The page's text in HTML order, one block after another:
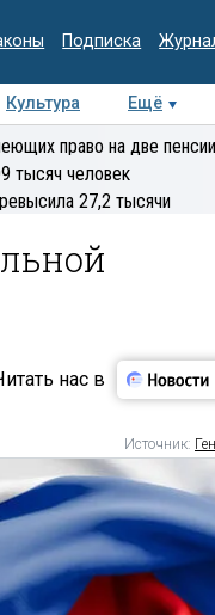
Подписка
Культура Ещё
Колумнисты
право на две
тысяч человек
27,2 тысячи
нас в
Источник: